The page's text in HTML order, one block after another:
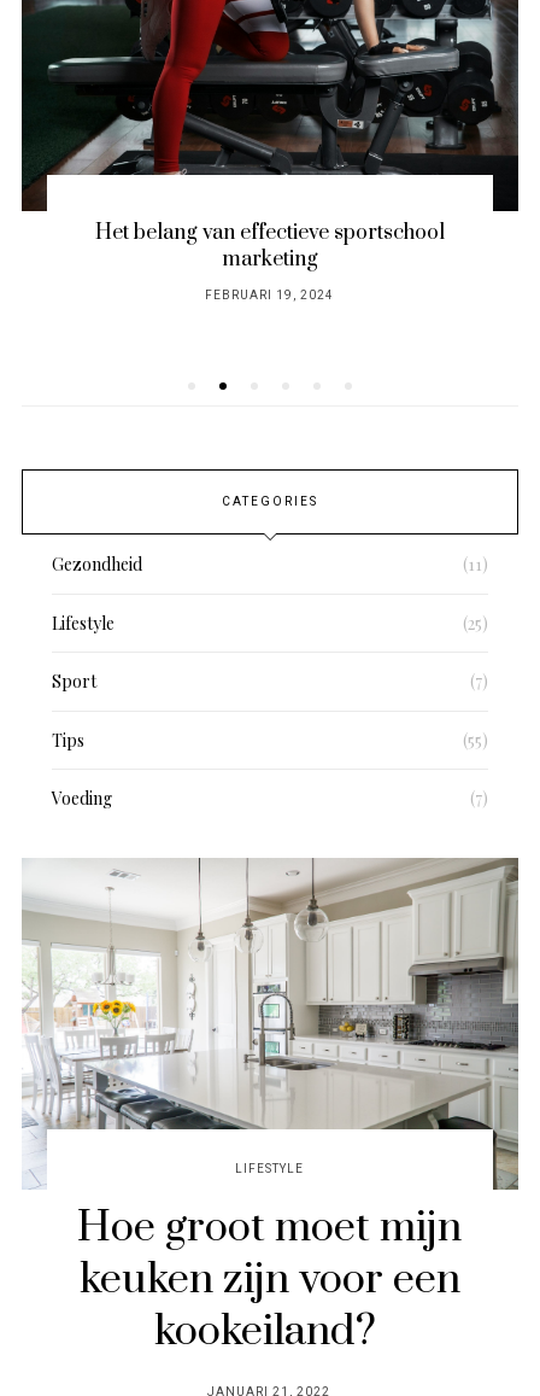
Het belang van effectieve sportschool
marketing
POSTED
FEBRUARI 19, 2024
CATEGORIES
Gezondheid (11)
Lifestyle (25)
Sport (7)
Tips (55)
Voeding (7)
LIFESTYLE
Hoe groot moet mijn
keuken zijn voor een
kookeiland?
POSTED
JANUARI 21, 2022